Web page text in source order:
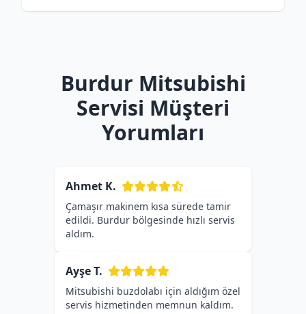
Burdur Mitsubishi
Servisi Müşteri
Yorumları
Ahmet K.
Çamaşır makinem kısa sürede tamir
edildi. Burdur bölgesinde hızlı servis
aldım.
Ayşe T.
Mitsubishi buzdolabı için aldığım özel
servis hizmetinden memnun kaldım.